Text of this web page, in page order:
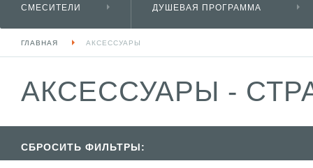
СМЕСИТЕЛИ ДУШЕВАЯ ПРОГРАММА
ГЛАВНАЯ АКСЕССУАРЫ
АКСЕССУАРЫ -
СБРОСИТЬ ФИЛЬТРЫ: